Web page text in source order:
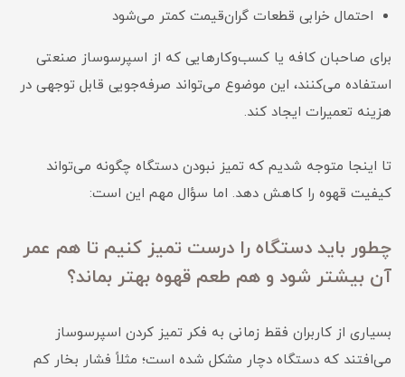
احتمال خرابی قطعات گران‌قیمت کمتر می‌شود
برای صاحبان کافه یا کسب‌وکارهایی که از اسپرسوساز صنعتی
استفاده می‌کنند، این موضوع می‌تواند صرفه‌جویی قابل توجهی در
هزینه تعمیرات ایجاد کند.
تا اینجا متوجه شدیم که تمیز نبودن دستگاه چگونه می‌تواند
کیفیت قهوه را کاهش دهد. اما سؤال مهم این است:
چطور باید دستگاه را درست تمیز کنیم تا هم عمر
آن بیشتر شود و هم طعم قهوه بهتر بماند؟
بسیاری از کاربران فقط زمانی به فکر تمیز کردن اسپرسوساز
می‌افتند که دستگاه دچار مشکل شده است؛ مثلاً فشار بخار کم